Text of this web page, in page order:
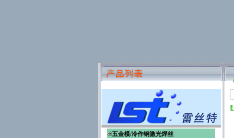
五金模/冷作钢激光焊丝